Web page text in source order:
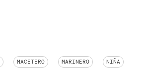
MACETERO MARINERO NIÑA